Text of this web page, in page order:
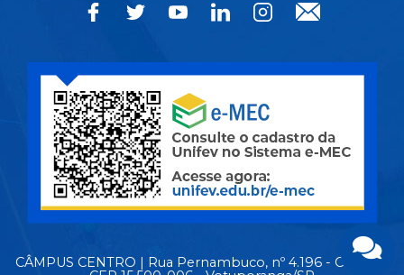
CÂMPUS CENTRO | Rua Pernambuco, nº 4.196 - Centro -